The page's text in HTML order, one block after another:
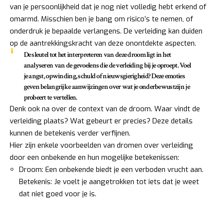
van je persoonlijkheid dat je nog niet volledig hebt erkend of
omarmd. Misschien ben je bang om risico’s te nemen, of
onderdruk je bepaalde verlangens. De verleiding kan duiden
op de aantrekkingskracht van deze onontdekte aspecten.
De sleutel tot het interpreteren van deze droom ligt in het
analyseren van de gevoelens die de verleiding bij je oproept. Voel
je angst, opwinding, schuld of nieuwsgierigheid? Deze emoties
geven belangrijke aanwijzingen over wat je onderbewustzijn je
probeert te vertellen.
Denk ook na over de context van de droom. Waar vindt de
verleiding plaats? Wat gebeurt er precies? Deze details
kunnen de betekenis verder verfijnen.
Hier zijn enkele voorbeelden van dromen over verleiding
door een onbekende en hun mogelijke betekenissen:
Droom: Een onbekende biedt je een verboden vrucht aan.
Betekenis: Je voelt je aangetrokken tot iets dat je weet
dat niet goed voor je is.